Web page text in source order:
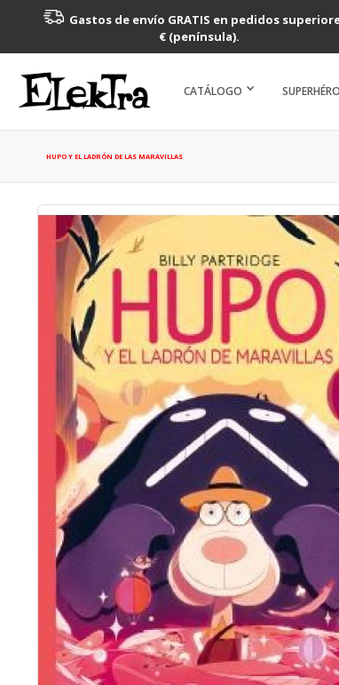
Gastos de envío GRATIS en pedidos
€ (península).
CATÁLOGO
HUPO Y EL LADRÓN DE LAS MARAVILLAS
Saltar
final
galería
imágenes